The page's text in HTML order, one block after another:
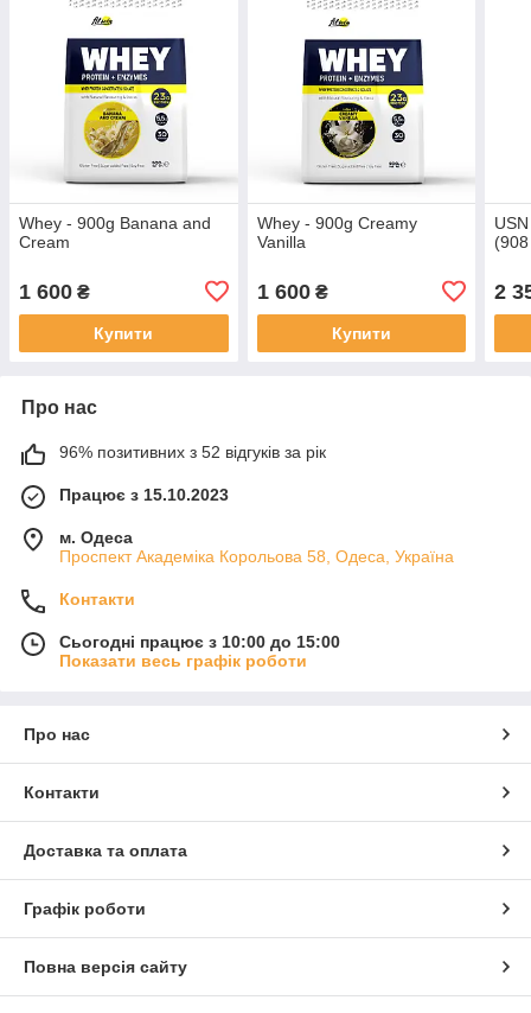
Whey - 900g Banana and
Cream
1 600 ₴
Купити
Whey - 900g Creamy
Vanilla
1 600₴
Купити
2
Про нас
96% позитивних з 52 відгуків за рік
Працює з 15.10.2023
м. Одеса
Проспект Академіка Корольова 58, Одеса, Україна
Контакти
Сьогодні працює з 10:00 до 15:00
Показати весь графік роботи
Про нас
Контакти
Доставка та оплата
Графік роботи
Повна версія сайту